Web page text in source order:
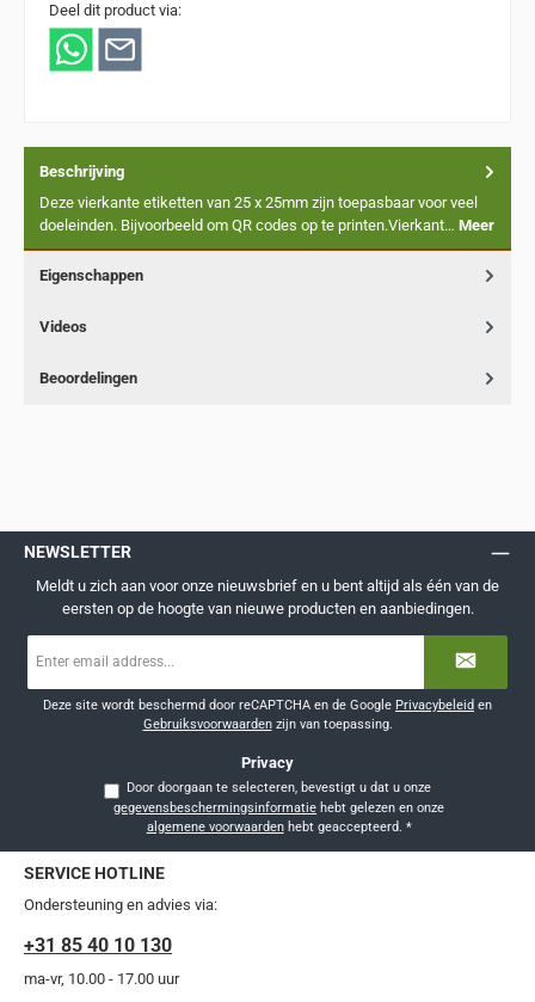
Deel dit product via:
Beschrijving
Deze vierkante etiketten van 25 x 25mm zijn toepasbaar voor veel
doeleinden. Bijvoorbeeld om QR codes op te printen.Vierkant… Meer
Eigenschappen
Videos
Beoordelingen
NEWSLETTER
Meldt u zich aan voor onze nieuwsbrief en u bent altijd als één van de
eersten op de hoogte van nieuwe producten en aanbiedingen.
mailadres
Deze site wordt beschermd door reCAPTCHA en de Google Privacybeleid en
Gebruiksvoorwaardenzijn van toepassing.
Privacy
Door doorgaan te selecteren, bevestigt u dat u onze
gegevensbeschermingsinformatie
algemene voorwaardenhebt geaccepteerd. *
SERVICE HOTLINE
Ondersteuning en advies via:
+31 85 40 10 130
ma-vr, 10.00 - 17.00 uur